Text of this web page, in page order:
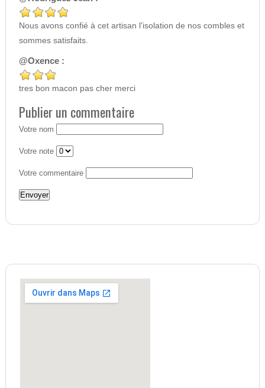
Nous avons confié à cet artisan l'isolation de nos combles et
sommes satisfaits.
@Oxence :
tres bon macon pas cher merci
Publier un commentaire
Votre nom
Votre note
Votre commentaire